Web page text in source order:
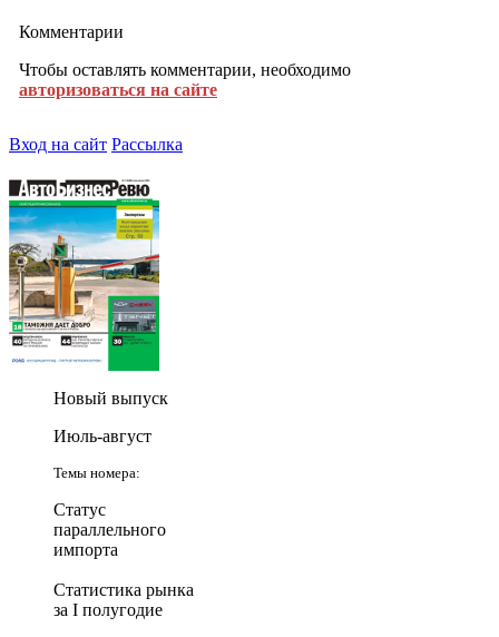
Комментарии
Чтобы оставлять комментарии, необходимо
авторизоваться на сайте
Вход на сайт Рассылка
Новый выпуск
Июль-август
Темы номера:
Статус
параллельного
импорта
Статистика рынка
за I полугодие